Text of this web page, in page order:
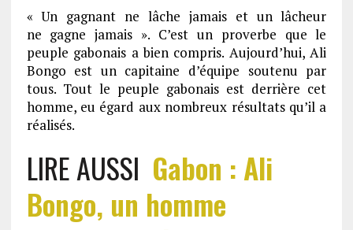
« Un gagnant ne lâche jamais et un lâcheur
ne gagne jamais ». C’est un proverbe que le
peuple gabonais a bien compris. Aujourd’hui, Ali
Bongo est un capitaine d’équipe soutenu par
tous. Tout le peuple gabonais est derrière cet
homme, eu égard aux nombreux résultats qu’il a
réalisés.
LIRE AUSSI Gabon : Ali
Bongo, un homme